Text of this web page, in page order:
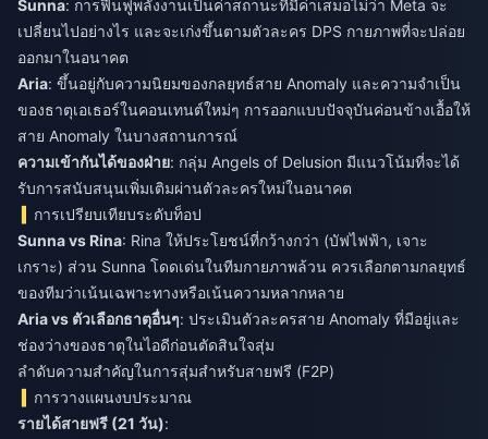
Sunna: การฟื้นฟูพลังงานเป็นค่าสถานะที่มีค่าเสมอไม่ว่า Meta จะ
เปลี่ยนไปอย่างไร และจะเก่งขึ้นตามตัวละคร DPS กายภาพที่จะปล่อย
ออกมาในอนาคต
Aria: ขึ้นอยู่กับความนิยมของกลยุทธ์สาย Anomaly และความจำเป็น
ของธาตุเอเธอร์ในคอนเทนต์ใหม่ๆ การออกแบบปัจจุบันค่อนข้างเอื้อให้
สาย Anomaly ในบางสถานการณ์
ความเข้ากันได้ของฝ่าย: กลุ่ม Angels of Delusion มีแนวโน้มที่จะได้
รับการสนับสนุนเพิ่มเติมผ่านตัวละครใหม่ในอนาคต
การเปรียบเทียบระดับท็อป
Sunna vs Rina: Rina ให้ประโยชน์ที่กว้างกว่า (บัฟไฟฟ้า, เจาะ
เกราะ) ส่วน Sunna โดดเด่นในทีมกายภาพล้วน ควรเลือกตามกลยุทธ์
ของทีมว่าเน้นเฉพาะทางหรือเน้นความหลากหลาย
Aria vs ตัวเลือกธาตุอื่นๆ: ประเมินตัวละครสาย Anomaly ที่มีอยู่และ
ช่องว่างของธาตุในไอดีก่อนตัดสินใจสุ่ม
ลำดับความสำคัญในการสุ่มสำหรับสายฟรี (F2P)
การวางแผนงบประมาณ
รายได้สายฟรี (21 วัน):